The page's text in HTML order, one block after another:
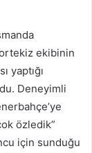
ekibinin
yaptığı
Deneyimli
özledik”
için sunduğu